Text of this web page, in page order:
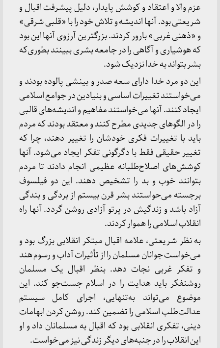
عزم والا و اعتقاد و کوشش پایدار، دلیل پیشرفت اقبال و
شریعتی بود. آنها اندیشه و تلاش خود را با «قلبی شرقی»
و «ذهنی غربی» بارور کردند. بزرگترین آرزوی آنها این بود
که هوشیاری و آگاهی را در جامعه بشری ببینند بطوری‌که
بشر بتواند به خدا نزدیک شود.
این دو مرد خدا دارای سعه صدر و بینشی پالوده بودند و
می‌خواستند تغییرات اساسی و بنیادین در جوامع اسلامی
ایجاد کنند. آنها می‌خواستند مفاهیم و اندیشه‌های قالبی
را در الگوهای جدیدی مطرح کنند و معتقد بودند که مردم
باید با تغییرات فکری خودشان را تغییر دهند، چرا که
تغییر حقیقی فقط با دگرگونی تفکر ایجاد می‌شود. آنها
کوشش‌های اصلاح‌طلبانه عظیمی انجام دادند تا مردم
بتوانند خوب و بد را تشخیص دهند. این دو فیلسوف
برجسته می‌حواستند بشر قرن بیستم از بردگی و بندگی
آزاد باشد و زندگیش در پرتو آزادی روشن گردد. آنها راه
انقلاب اسلامی را هموار کردند.
به نظر شریعتی، علامه اقبال مبتکر انقلابی بزرگ بود و
می‌خواست جوانان مسلمان را از تأثیرات آداب و رسوم هند
و تفکر غربی نجات دهد. بنظر اقبال یک مسلمان
روشنفکر باید هدایت را در اسلام جست‌جو کند. این
موضوع می‌تواند به‌تنهایی، اجرای کامل سیستم
عدالت‌طلب اسلامی را تضمین کند. روشن کردن ابهامات
دینی، تفکری انقلابی بود که اقبال به مسلمانان داد و او
این انقلاب را در جنبه‌های دیگر زندگی نیز می‌خواست.